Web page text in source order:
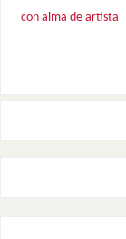
con alma de artista